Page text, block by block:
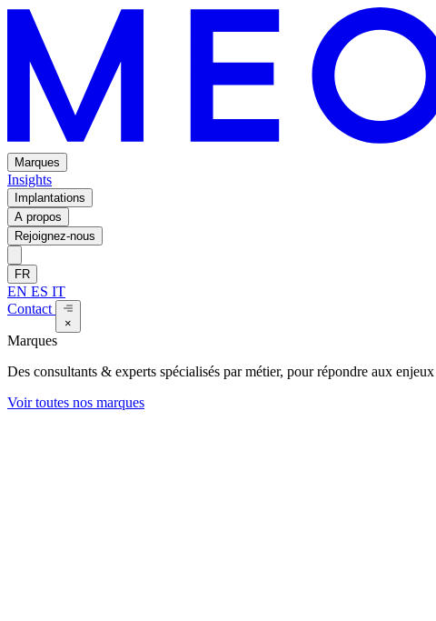
Marques
Insights
Implantations
A propos
Rejoignez-nous
FR
EN ES IT
Contact
×
Marques
Des consultants & experts spécialisés par métier, pour répondre aux
Voir toutes nos marques